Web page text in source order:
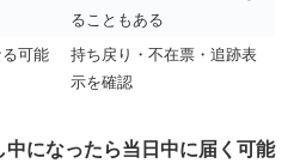
ることもある
可能
持ち戻り・不在票・追跡表
示を確認
中になったら当日中に届く可能